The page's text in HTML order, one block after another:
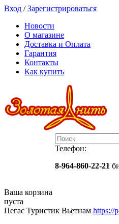
Вход /Зарегистрироваться
Новости
О магазине
Доставка и Оплата
Гарантия
Контакты
Как купить
Телефон:
8-964-860-22-21
Ваша корзина
пуста
Пегас Туристик Вьетнам https://